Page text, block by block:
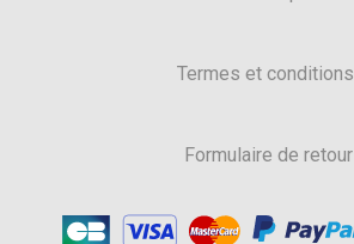
Termes et conditions
Formulaire de retour